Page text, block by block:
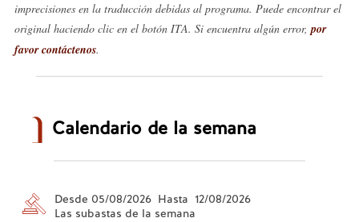
imprecisiones en la traducción debidas al programa. Puede encontrar el
original haciendo clic en el botón ITA. Si encuentra algún error,por
favor contáctenos.
Calendario de la semana
Desde 05/08/2026 Hasta 12/08/2026
Las subastas de la semana